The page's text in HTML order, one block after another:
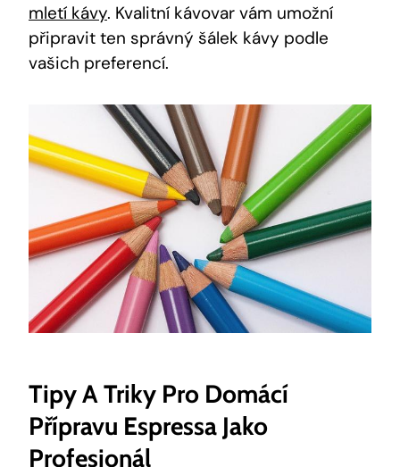
mletí kávy. Kvalitní kávovar vám umožní
připravit ten správný šálek kávy podle
vašich preferencí.
Tipy A Triky Pro Domácí
Přípravu Espressa Jako
Profesionál